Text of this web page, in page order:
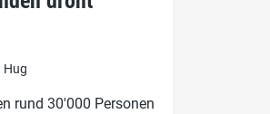
Hug
rund 30'000 Personen